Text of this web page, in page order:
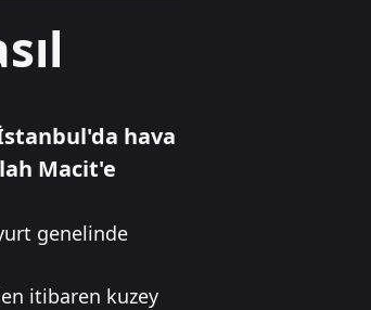
petrol
rekoru
"Üçüncü göz
milli göz
hava
Macit'e
genelinde
itibaren kuzey